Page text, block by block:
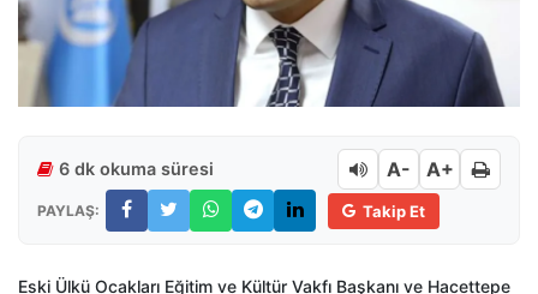
6 dk okuma süresi A- A+
PAYLAŞ: Takip Et
Eski Ülkü Ocakları Eğitim ve Kültür Vakfı Başkanı ve Hacettepe